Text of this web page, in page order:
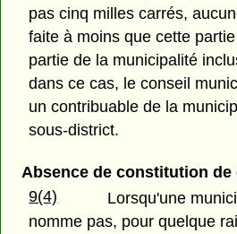
pas cinq milles carrés,
faite à moins que cette
partie de la municipalité
dans ce cas, le conseil
un contribuable de la
sous-district.
Absence de constitution de
9(4)
Lorsqu'une
nomme pas, pour quelque